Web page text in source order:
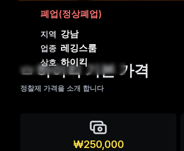
폐업(정상폐업)
지역 강남
업종 레깅스룸
상호 하이킥
하이킥 기본 가격
정찰제 가격을 소개 합니다
₩250,000